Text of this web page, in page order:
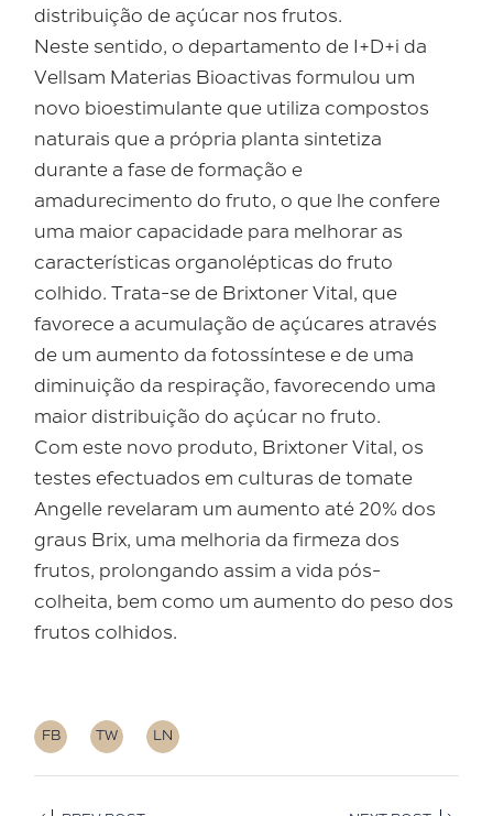
distribuição de açúcar nos frutos.
Neste sentido, o departamento de I+D+i da
Vellsam Materias Bioactivas formulou um
novo bioestimulante que utiliza compostos
naturais que a própria planta sintetiza
durante a fase de formação e
amadurecimento do fruto, o que lhe confere
uma maior capacidade para melhorar as
características organolépticas do fruto
colhido. Trata-se de Brixtoner Vital, que
favorece a acumulação de açúcares através
de um aumento da fotossíntese e de uma
diminuição da respiração, favorecendo uma
maior distribuição do açúcar no fruto.
Com este novo produto, Brixtoner Vital, os
testes efectuados em culturas de tomate
Angelle revelaram um aumento até 20% dos
graus Brix, uma melhoria da firmeza dos
frutos, prolongando assim a vida pós-
colheita, bem como um aumento do peso dos
frutos colhidos.
FB TW LN